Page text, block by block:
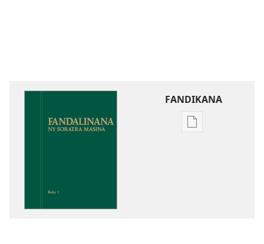
FANDIKANA
Fandikana